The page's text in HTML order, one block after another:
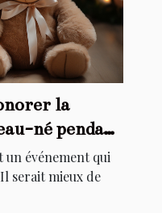
la
né pendant
un événement qui
serait mieux de